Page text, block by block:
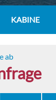
KABINE
ab